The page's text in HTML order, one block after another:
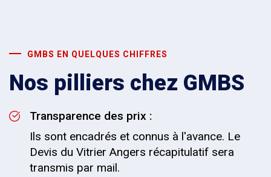
GMBS EN QUELQUES CHIFFRES
Nos pilliers chez GMBS
Transparence des prix :
Ils sont encadrés et connus à l'avance. Le
Devis du Vitrier Angers récapitulatif sera
transmis par mail.